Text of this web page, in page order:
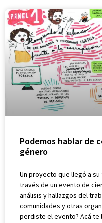
Podemos hablar de
género
Un proyecto que llegó a su
través de un evento de
análisis y hallazgos del
comunidades y otras
perdiste el evento? Acá te